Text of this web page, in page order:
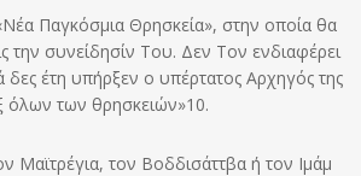
Παγκόσμια Θρησκεία», στην οποία θα
την συνείδησίν Του. Δεν Τον ενδιαφέρει
δες έτη υπήρξεν ο υπέρτατος Αρχηγός της
όλων των θρησκειών»10.
Μαϊτρέγια, τον Βοδδισάττβα ή τον Ιμάμ